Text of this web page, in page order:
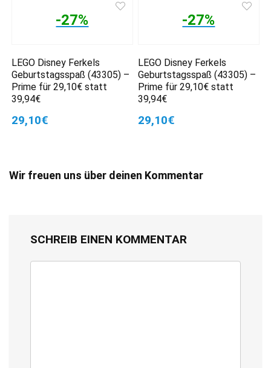
-27%
LEGO Disney Ferkels
Geburtstagsspaß (43305) –
Prime für 29,10€ statt
39,94€
29,10€
-27%
LEGO Disney Ferkels
Geburtstagsspaß (43305) –
Prime für 29,10€ statt
39,94€
29,10€
Wir freuen uns über deinen Kommentar
SCHREIB EINEN KOMMENTAR